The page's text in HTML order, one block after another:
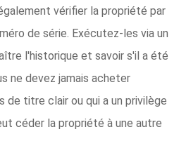
vérifier la propriété par
de série. Exécutez-les via un
l'historique et savoir s'il a été
ne devez jamais acheter
de titre clair ou qui a un privilège
céder la propriété à une autre